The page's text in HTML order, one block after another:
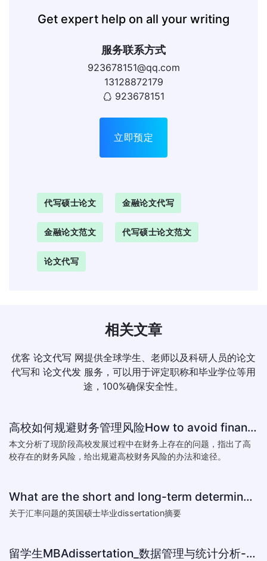
Get expert help on all your writing
服务联系方式
923678151@qq.com
13128872179
923678151
立即预定
代写硕士论文 金融论文代写
金融论文范文 代写硕士论文范文
论文代写
相关文章
优客 论文代写 网提供全球学生、老师以及科研人员的论文
代写和 论文代发 服务，可以用于评定职称和毕业学位等用
途，100%确保安全性。
高校如何规避财务管理风险How to avoid financial risk management colleges
本文分析了现阶段高校发展过程中在财务上存在的问题，指出了高
校存在的财务风险，给出规避高校财务风险的办法和途径。
What are the short and long-term determinants of exchange ra
关于汇率问题的英国硕士毕业dissertation摘要
留学生MBAdissertation_数据管理与统计分析-如何处理STATA数据_How to deal with data with ST